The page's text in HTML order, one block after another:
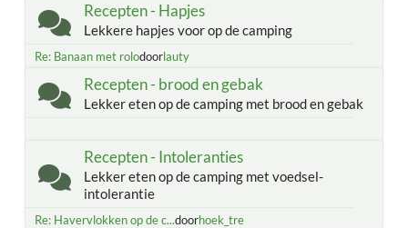
Recepten - Hapjes
Lekkere hapjes voor op de camping
Re: Banaan met rolodoorlauty
Recepten - brood en gebak
Lekker eten op de camping met brood en gebak
Recepten - Intoleranties
Lekker eten op de camping met voedsel-
intolerantie
Re: Havervlokken op de c...doorhoek_tre